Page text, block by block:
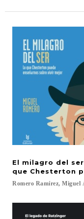
El milagro del
que Chesterton
Romero Ramírez, Miguel